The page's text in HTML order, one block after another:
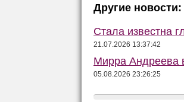
Другие новости:
Стала известна
21.07.2026 13:37:42
Мирра Андреева
05.08.2026 23:26:25